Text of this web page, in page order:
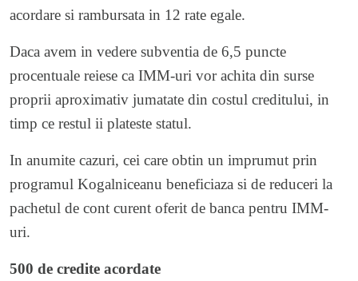
acordare si rambursata in 12 rate egale.
Daca avem in vedere subventia de 6,5 puncte
procentuale reiese ca IMM-uri vor achita din surse
proprii aproximativ jumatate din costul creditului, in
timp ce restul ii plateste statul.
In anumite cazuri, cei care obtin un imprumut prin
programul Kogalniceanu beneficiaza si de reduceri la
pachetul de cont curent oferit de banca pentru IMM-
uri.
500 de credite acordate